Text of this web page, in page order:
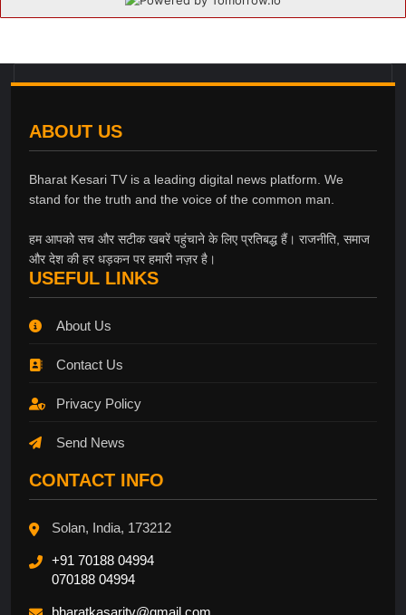
ABOUT US
Bharat Kesari TV is a leading digital news platform. We
stand for the truth and the voice of the common man.
हम आपको सच और सटीक खबरें पहुंचाने के लिए प्रतिबद्ध हैं। राजनीति, समाज
और देश की हर धड़कन पर हमारी नज़र है।
USEFUL LINKS
About Us
Contact Us
Privacy Policy
Send News
CONTACT INFO
Solan, India, 173212
+91 70188 04994
070188 04994
bharatkasaritv@gmail.com